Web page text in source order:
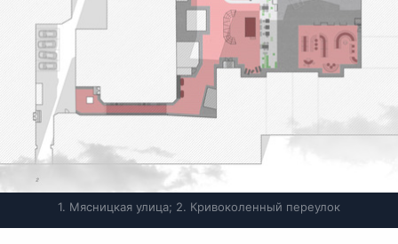
1. Мясницкая улица; 2. Кривоколенный переулок